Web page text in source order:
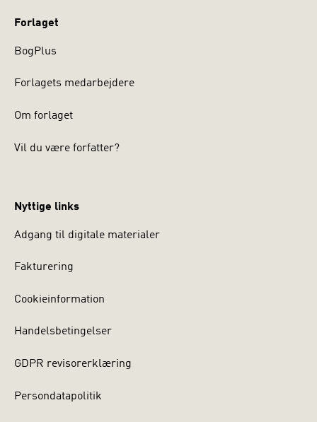
Forlaget
BogPlus
Forlagets medarbejdere
Om forlaget
Vil du være forfatter?
Nyttige links
Adgang til digitale materialer
Fakturering
Cookieinformation
Handelsbetingelser
GDPR revisorerklæring
Persondatapolitik